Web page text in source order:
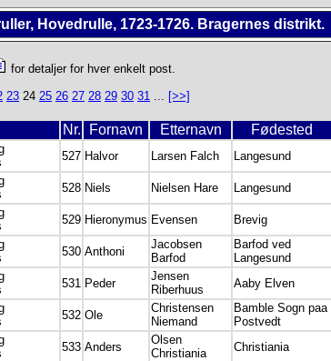
Hovedrulle, 1723-1726. Bragernes distrikt.
for detaljer for hver enkelt post.
23 24 25 26 27 28 29 30 31 ... [>>]
Nr. Fornavn Etternavn Fødested
527 Halvor Larsen Falch Langesund
528 Niels Nielsen Hare Langesund
529 Hieronymus Evensen Brevig
530 Anthoni
Jacobsen
Barfod
Barfod ved
Langesund
531 Peder
Jensen
Riberhuus
Aaby Elven
532 Ole
Christensen
Niemand
Bamble Sogn paa
Postvedt
533 Anders
Olsen
Christiania
Christiania